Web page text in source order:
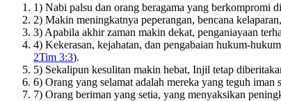
1) Nabi palsu dan orang beragama yang berkompromi
2) Makin meningkatnya peperangan, bencana
3) Apabila akhir zaman makin dekat, penganiayaan
4) Kekerasan, kejahatan, dan pengabaian hukum-
2Tim 3:3).
5) Sekalipun kesulitan makin hebat, Injil tetap
6) Orang yang selamat adalah mereka yang teguh iman
7) Orang beriman yang setia, yang menyaksikan